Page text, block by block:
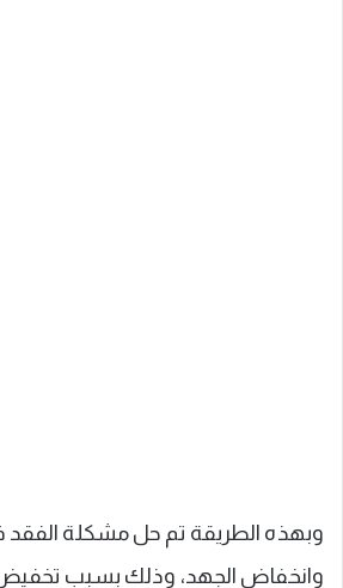
وبهذه الطريقة تم حل مشكلة الفقد
وانخفاض الجهد، وذلك بسبب تخفيض